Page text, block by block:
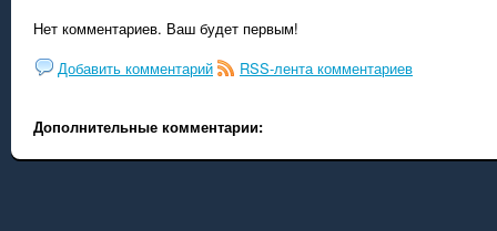
Нет комментариев. Ваш будет первым!
Добавить комментарий
RSS-лента комментариев
Дополнительные комментарии: